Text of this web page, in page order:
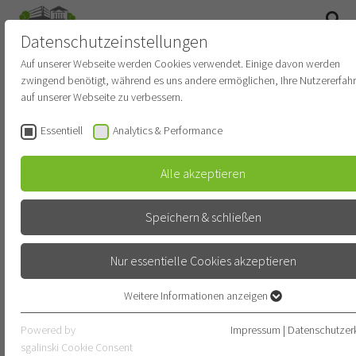
Newsroom
STARTDATUM
ENDDATUM
KATEGORIE WÄHLEN
SUBKATEGORIE
Datenschutzeinstellungen
Auf unserer Webseite werden Cookies verwendet. Einige davon werden
zwingend benötigt, während es uns andere ermöglichen, Ihre
auf unserer Webseite zu verbessern.
Essentiell Analytics & Performance
Alle akzeptieren
Speichern & schließen
Nur essentielle Cookies akzeptieren
Essentielle Cookies werden für grundlegende Funktionen der Webseite
benötigt. Dadurch ist gewährleistet, dass die Webseite einwandfrei
Weitere Informationen anzeigen
Powered by
sgalinski Cookie Consent
Impressum |